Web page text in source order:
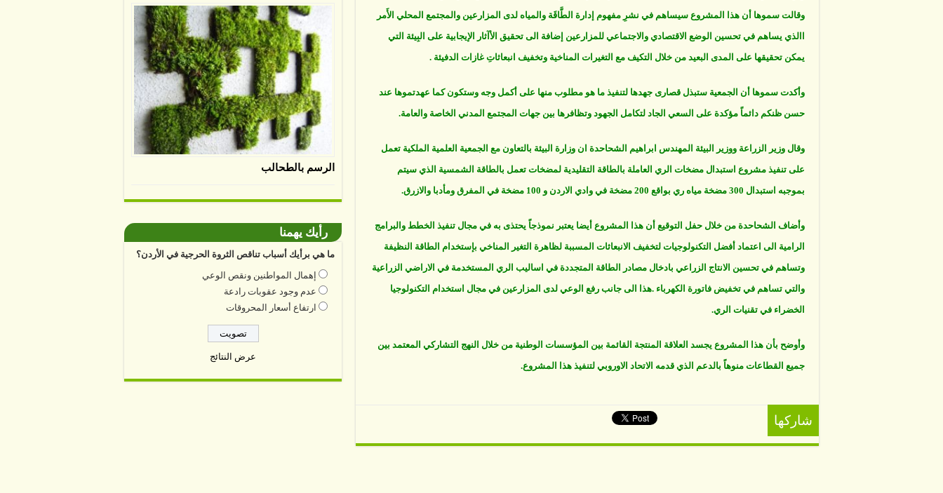
وقالت سموها أن هذا المشروع سيساهم في نشرِ مفهوم إدارة الطَّاقَة والمياه لدى المزارعين والمجتمع المحلي الأَمر
االذي يساهم في تحسين الوضع الاقتصادي والاجتماعي للمزارعين إضافة الى تحقيق الأآثار الإيجابية على البِيئة التي
يمكن تحقيقها على المدى البعيد من خلال التكيف مع التغيرات المناخية وتخفيف انبعاثاتِ غازات الدفيئة .
وأكدت سموها أن الجمعية ستبذل قصارى جهدها لتنفيذ ما هو مطلوب منها على أكمل وجه وستكون كما عهدتموها عند
حسن ظنكم دائماً مؤكدة على السعي الجاد لتكامل الجهود وتظافرها بين جهات المجتمع المدني الخاصة والعامة.
وقال وزير الزراعة ووزير البيئة المهندس ابراهيم الشحاحدة ان وزارة البيئة بالتعاون مع الجمعية العلمية الملكية تعمل
على تنفيذ مشروع استبدال مضخات الري العاملة بالطاقة التقليدية لمضخات تعمل بالطاقة الشمسية الذي سيتم
بموجبه استبدال 300 مضخة مياه ري بواقع 200 مضخة في وادي الاردن و 100 مضخة في المفرق ومأدبا والازرق.
وأضاف الشحاحدة من خلال حفل التوقيع أن هذا المشروع أيضا يعتبر نموذجاً يحتذى به في مجال تنفيذ الخطط والبرامج
الرامية الى اعتماد أفضل التكنولوجيات لتخفيف الانبعاثات المسببة لظاهرة التغير المناخي بإستخدام الطاقة النظيفة
وتساهم في تحسين الانتاج الزراعي بادخال مصادر الطاقة المتجددة في اساليب الري المستخدمة في الاراضي الزراعية
والتي تساهم في تخفيض فاتورة الكهرباء .هذا الى جانب رفع الوعي لدى المزارعين في مجال استخدام التكنولوجيا
الخضراء في تقنيات الري.
وأوضح بأن هذا المشروع يجسد العلاقة المنتجة القائمة بين المؤسسات الوطنية من خلال النهج التشاركي المعتمد بين
جميع القطاعات منوهاً بالدعم الذي قدمه الاتحاد الاوروبي لتنفيذ هذا المشروع.
شاركها
الرسم بالطحالب
رأيك يهمنا
ما هي برأيك أسباب تناقص الثروة الحرجية في الأردن؟
إهمال المواطنين ونقص الوعي
عدم وجود عقوبات رادعة
ارتفاع أسعار المحروقات
عرض النتائج